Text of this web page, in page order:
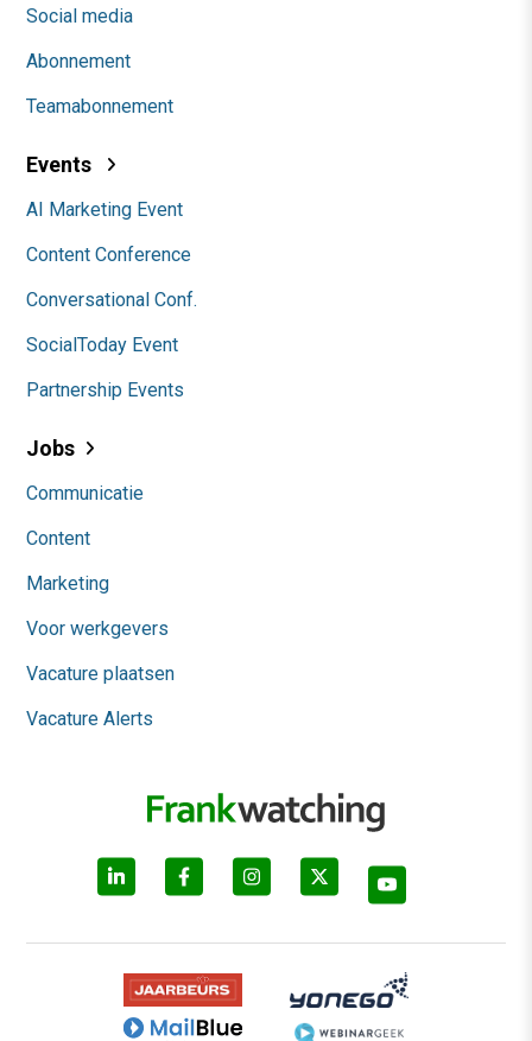
Social media
Abonnement
Teamabonnement
Events
AI Marketing Event
Content Conference
Conversational Conf.
SocialToday Event
Partnership Events
Jobs
Communicatie
Content
Marketing
Voor werkgevers
Vacature plaatsen
Vacature Alerts